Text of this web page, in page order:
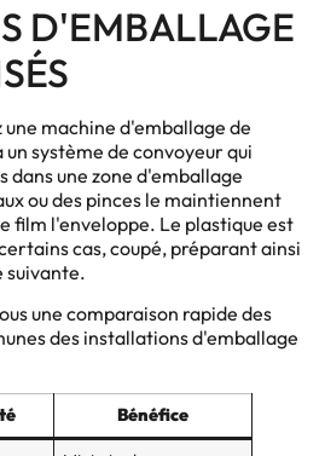
D'EMBALLAGE
une machine d'emballage de
un système de convoyeur qui
dans une zone d'emballage
ou des pinces le maintiennent
film l'enveloppe. Le plastique est
cas, coupé, préparant ainsi
suivante.
une comparaison rapide des
des installations d'emballage
Bénéfice